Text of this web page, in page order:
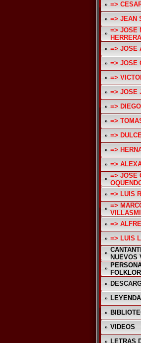
=>
=> JEAN
=> JOSE
HERRERA
=> JOSE
=> JOSE
=>
=> JOSE
=>
=>
=>
=>
=>
=> JOSE
=> LUIS
=>
=>
=> LUIS
NUEVOS
VIDEOS
LETRAS